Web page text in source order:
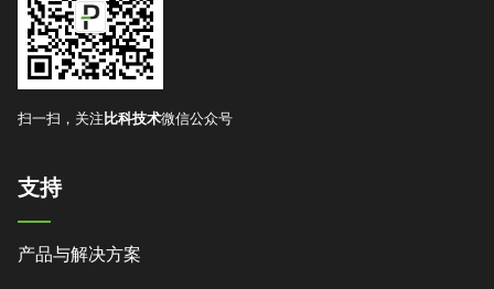
扫一扫，关注 比科技术微信公众号
支持
产品与解决方案